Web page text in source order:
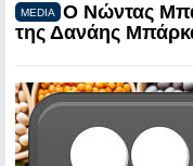
MEDIA
Ο Νώντας
της Δανάης